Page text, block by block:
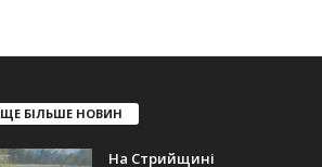
ЩЕ БІЛЬШЕ НОВИН
На Стрийщині